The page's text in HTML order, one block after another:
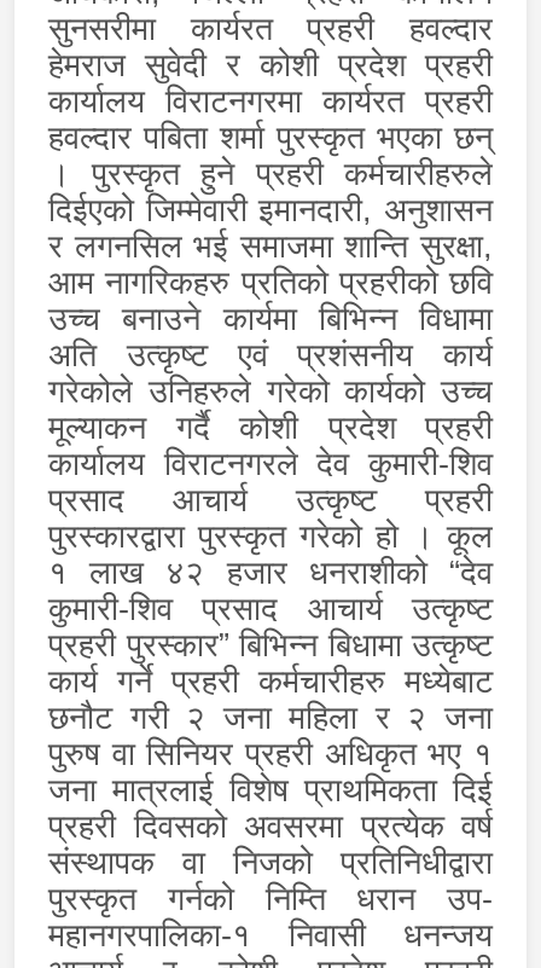
सुनसरीमा कार्यरत प्रहरी हवल्दार
हेमराज सुवेदी र कोशी प्रदेश प्रहरी
कार्यालय विराटनगरमा कार्यरत प्रहरी
हवल्दार पबिता शर्मा पुरस्कृत भएका छन्
। पुरस्कृत हुने प्रहरी कर्मचारीहरुले
दिईएको जिम्मेवारी इमानदारी, अनुशासन
र लगनसिल भई समाजमा शान्ति सुरक्षा,
आम नागरिकहरु प्रतिको प्रहरीको छवि
उच्च बनाउने कार्यमा बिभिन्न विधामा
अति उत्कृष्ट एवं प्रशंसनीय कार्य
गरेकोले उनिहरुले गरेको कार्यको उच्च
मूल्याकन गर्दै कोशी प्रदेश प्रहरी
कार्यालय विराटनगरले देव कुमारी-शिव
प्रसाद आचार्य उत्कृष्ट प्रहरी
पुरस्कारद्वारा पुरस्कृत गरेको हो । कूल
१ लाख ४२ हजार धनराशीको “देव
कुमारी-शिव प्रसाद आचार्य उत्कृष्ट
प्रहरी पुरस्कार” बिभिन्न बिधामा उत्कृष्ट
कार्य गर्ने प्रहरी कर्मचारीहरु मध्येबाट
छनौट गरी २ जना महिला र २ जना
पुरुष वा सिनियर प्रहरी अधिकृत भए १
जना मात्रलाई विशेष प्राथमिकता दिई
प्रहरी दिवसको अवसरमा प्रत्येक वर्ष
संस्थापक वा निजको प्रतिनिधीद्वारा
पुरस्कृत गर्नको निम्ति धरान उप-
महानगरपालिका-१ निवासी धनन्जय